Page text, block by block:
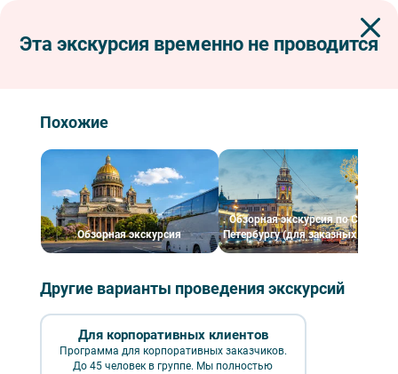
Прогулка по Литейному кварталу
Прогулка по Литейному кварталу – фото №1 – Фотобанк Лори/
Александр Щепин
Эта экскурсия временно не проводится
Похожие
Обзорная экскурсия
Обзорная экскурсия по Санкт-
Петербургу (для заказных групп)
Другие варианты проведения экскурсий
Для корпоративных клиентов
Программа для корпоративных заказчиков.
До 45 человек в группе. Мы полностью